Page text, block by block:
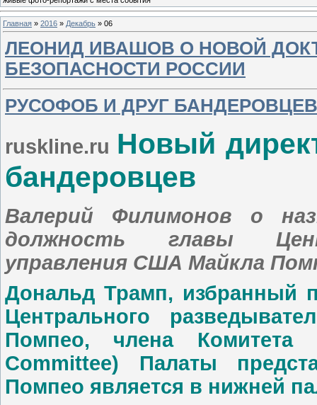
Главная » 2016 » Декабрь » 06
ЛЕОНИД ИВАШОВ О НОВОЙ
БЕЗОПАСНОСТИ РОССИИ
РУСОФОБ И ДРУГ
ruskline.ru Новый
бандеровцев
Валерий Филимонов о
должность главы
управления США Майкла
Дональд Трамп, избранный
Центрального
Помпео, члена Комитета
Committee) Палаты
Помпео является в нижней